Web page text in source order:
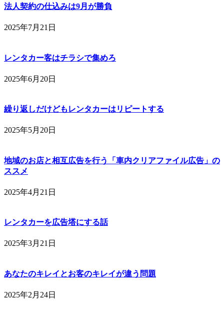
法人契約の仕込みは9月が勝負
2025年7月21日
レンタカー客はチラシで集めろ
2025年6月20日
繰り返しだけどもレンタカーはリピートする
2025年5月20日
地域のお店と相互広告を行う「車内クリアファイル広告」の
ススメ
2025年4月21日
レンタカーを広告塔にする話
2025年3月21日
あなたのキレイとお客のキレイが違う問題
2025年2月24日